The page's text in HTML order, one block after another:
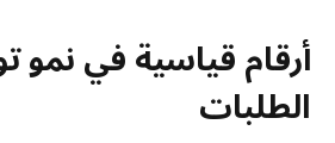
أرقام قياسية في نمو
الطلبات